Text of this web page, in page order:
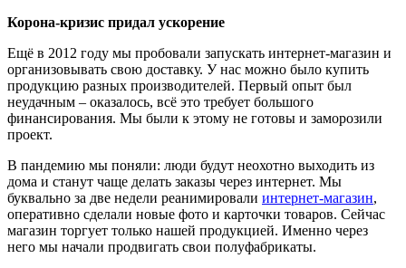
Корона-кризис придал ускорение
Ещё в 2012 году мы пробовали запускать интернет-магазин и
организовывать свою доставку. У нас можно было купить
продукцию разных производителей. Первый опыт был
неудачным – оказалось, всё это требует большого
финансирования. Мы были к этому не готовы и заморозили
проект.
В пандемию мы поняли: люди будут неохотно выходить из
дома и станут чаще делать заказы через интернет. Мы
буквально за две недели реанимировали интернет-магазин,
оперативно сделали новые фото и карточки товаров. Сейчас
магазин торгует только нашей продукцией. Именно через
него мы начали продвигать свои полуфабрикаты.